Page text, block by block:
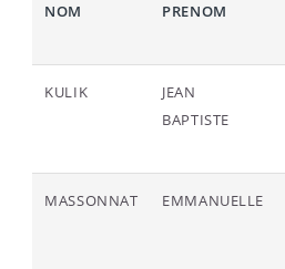
NOM PRENOM
KULIK
JEAN
BAPTISTE
MASSONNAT EMMANUELLE